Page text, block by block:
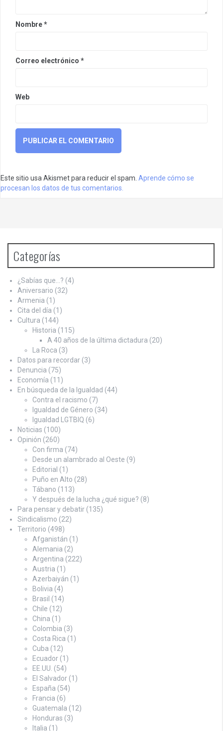
Nombre*
Correo electrónico *
Web
Este sitio usa Akismet para reducir el spam. Aprende cómo se
procesan los datos de tus comentarios.
Categorías
¿Sabías que…? (4)
Aniversario (32)
Armenia (1)
Cita del día (1)
Cultura (144)
Historia (115)
A 40 años de la última dictadura (20)
La Roca (3)
Datos para recordar (3)
Denuncia (75)
Economía (11)
En búsqueda de la Igualdad (44)
Contra el racismo (7)
Igualdad de Género (34)
Igualdad LGTBIQ (6)
Noticias (100)
Opinión (260)
Con firma (74)
Desde un alambrado al Oeste (9)
Editorial (1)
Puño en Alto (28)
Tábano (113)
Y después de la lucha ¿qué sigue? (8)
Para pensar y debatir (135)
Sindicalismo (22)
Territorio (498)
Afganistán (1)
Alemania (2)
Argentina (222)
Austria (1)
Azerbaiyán (1)
Bolivia (4)
Brasil (14)
Chile (12)
China (1)
Colombia (3)
Costa Rica (1)
Cuba (12)
Ecuador (1)
EE.UU. (54)
El Salvador (1)
España (54)
Francia (6)
Guatemala (12)
Honduras (3)
Italia (1)